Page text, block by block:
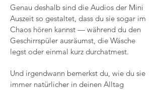
Genau deshalb sind die Audios der Mini
Auszeit so gestaltet, dass du sie sogar im
Chaos hören kannst — während du den
Geschirrspüler ausräumst, die Wäsche
legst oder einmal kurz durchatmest.
Und irgendwann bemerkst du, wie du sie
immer natürlicher in deinen Alltag